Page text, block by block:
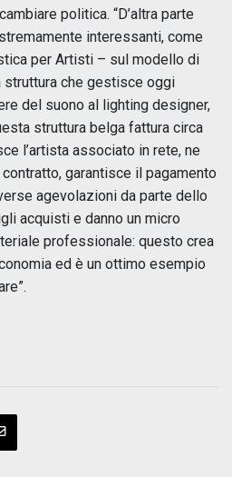
politica. “D’altra parte
interessanti, come
per Artisti – sul modello di
struttura che gestisce oggi
del suono al lighting designer,
struttura belga fattura circa
l’artista associato in rete, ne
garantisce il pagamento
agevolazioni da parte dello
acquisti e danno un micro
professionale: questo crea
ed è un ottimo esempio